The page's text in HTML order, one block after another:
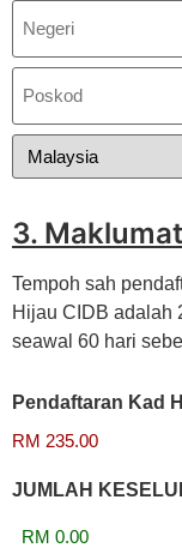
3.
Tempoh sah
Hijau CIDB adalah
seawal 60 hari
Pendaftaran Kad
JUMLAH